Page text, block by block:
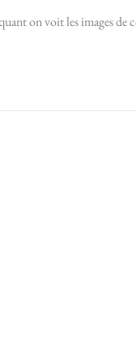
on voit les images de